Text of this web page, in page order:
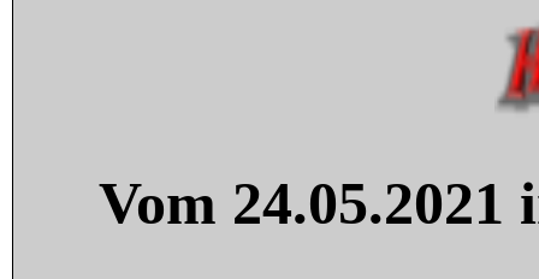
Vom